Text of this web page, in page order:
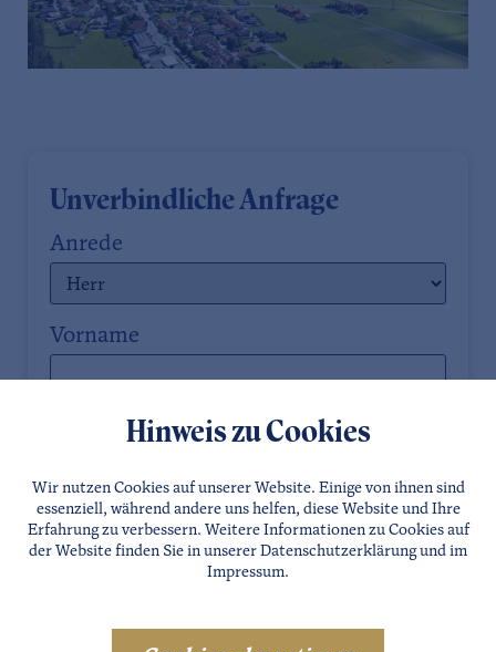
Unverbindliche Anfrage
Anrede
Vorname
Nachname
E-Mail
Hinweis zu Cookies
Wir nutzen Cookies auf unserer Website. Einige von ihnen sind
essenziell, während andere uns helfen, diese Website und Ihre
Erfahrung zu verbessern. Weitere Informationen zu Cookies auf
der Website finden Sie in unserer Datenschutzerklärungund im
Impressum.